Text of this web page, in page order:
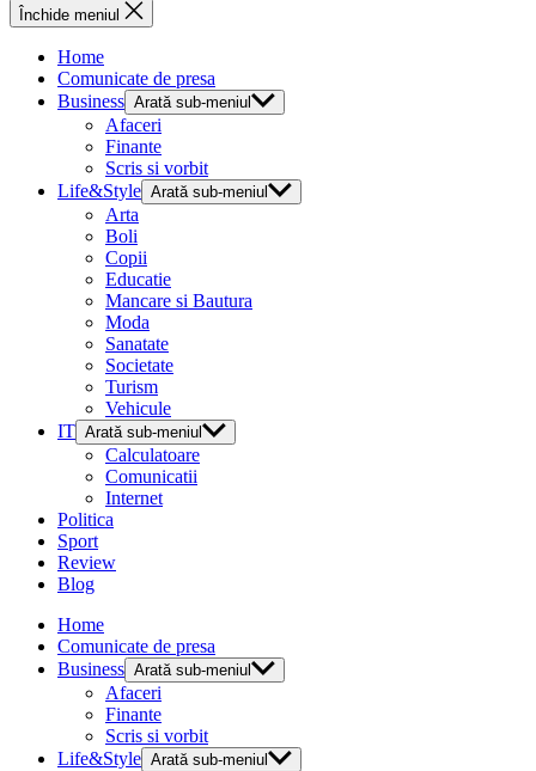
Închide meniul
Home
Comunicate de presa
Business Arată sub-meniul
Afaceri
Finante
Scris si vorbit
Life&Style Arată sub-meniul
Arta
Boli
Copii
Educatie
Mancare si Bautura
Moda
Sanatate
Societate
Turism
Vehicule
IT Arată sub-meniul
Calculatoare
Comunicatii
Internet
Politica
Sport
Review
Blog
Home
Comunicate de presa
Business Arată sub-meniul
Afaceri
Finante
Scris si vorbit
Life&Style Arată sub-meniul